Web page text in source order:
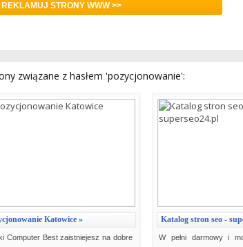
STRONY WWW >>
związane z hasłem 'pozycjonowanie':
Katowice »
Computer Best zaistniejesz na dobre
Katalog stron seo -
W pełni darmowy i